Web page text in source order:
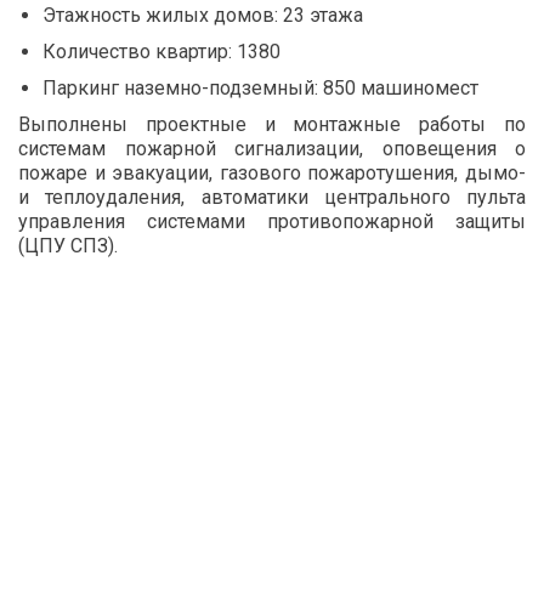
Этажность жилых домов: 23 этажа
Количество квартир: 1380
Паркинг наземно-подземный: 850 машиномест
Выполнены проектные и монтажные работы по
системам пожарной сигнализации, оповещения о
пожаре и эвакуации, газового пожаротушения, дымо-
и теплоудаления, автоматики центрального пульта
управления системами противопожарной защиты
(ЦПУ СПЗ).